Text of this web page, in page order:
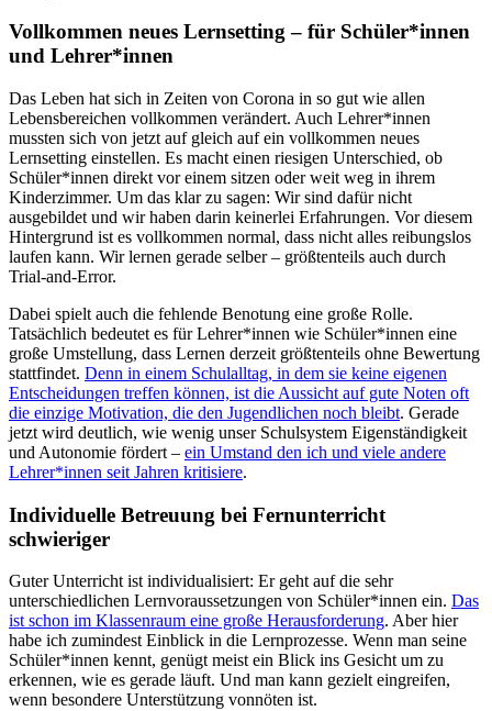
Vollkommen neues Lernsetting – für Schüler*innen
und Lehrer*innen
Das Leben hat sich in Zeiten von Corona in so gut wie allen
Lebensbereichen vollkommen verändert. Auch Lehrer*innen
mussten sich von jetzt auf gleich auf ein vollkommen neues
Lernsetting einstellen. Es macht einen riesigen Unterschied, ob
Schüler*innen direkt vor einem sitzen oder weit weg in ihrem
Kinderzimmer. Um das klar zu sagen: Wir sind dafür nicht
ausgebildet und wir haben darin keinerlei Erfahrungen. Vor diesem
Hintergrund ist es vollkommen normal, dass nicht alles reibungslos
laufen kann. Wir lernen gerade selber – größtenteils auch durch
Trial-and-Error.
Dabei spielt auch die fehlende Benotung eine große Rolle.
Tatsächlich bedeutet es für Lehrer*innen wie Schüler*innen eine
große Umstellung, dass Lernen derzeit größtenteils ohne Bewertung
stattfindet. Denn in einem Schulalltag, in dem sie keine eigenen
Entscheidungen treffen können, ist die Aussicht auf gute Noten oft
die einzige Motivation, die den Jugendlichen noch bleibt. Gerade
jetzt wird deutlich, wie wenig unser Schulsystem Eigenständigkeit
und Autonomie fördert – ein Umstand den ich und viele andere
Lehrer*innen seit Jahren kritisiere.
Individuelle Betreuung bei Fernunterricht
schwieriger
Guter Unterricht ist individualisiert: Er geht auf die sehr
unterschiedlichen Lernvoraussetzungen von Schüler*innen ein. Das
ist schon im Klassenraum eine große Herausforderung. Aber hier
habe ich zumindest Einblick in die Lernprozesse. Wenn man seine
Schüler*innen kennt, genügt meist ein Blick ins Gesicht um zu
erkennen, wie es gerade läuft. Und man kann gezielt eingreifen,
wenn besondere Unterstützung vonnöten ist.